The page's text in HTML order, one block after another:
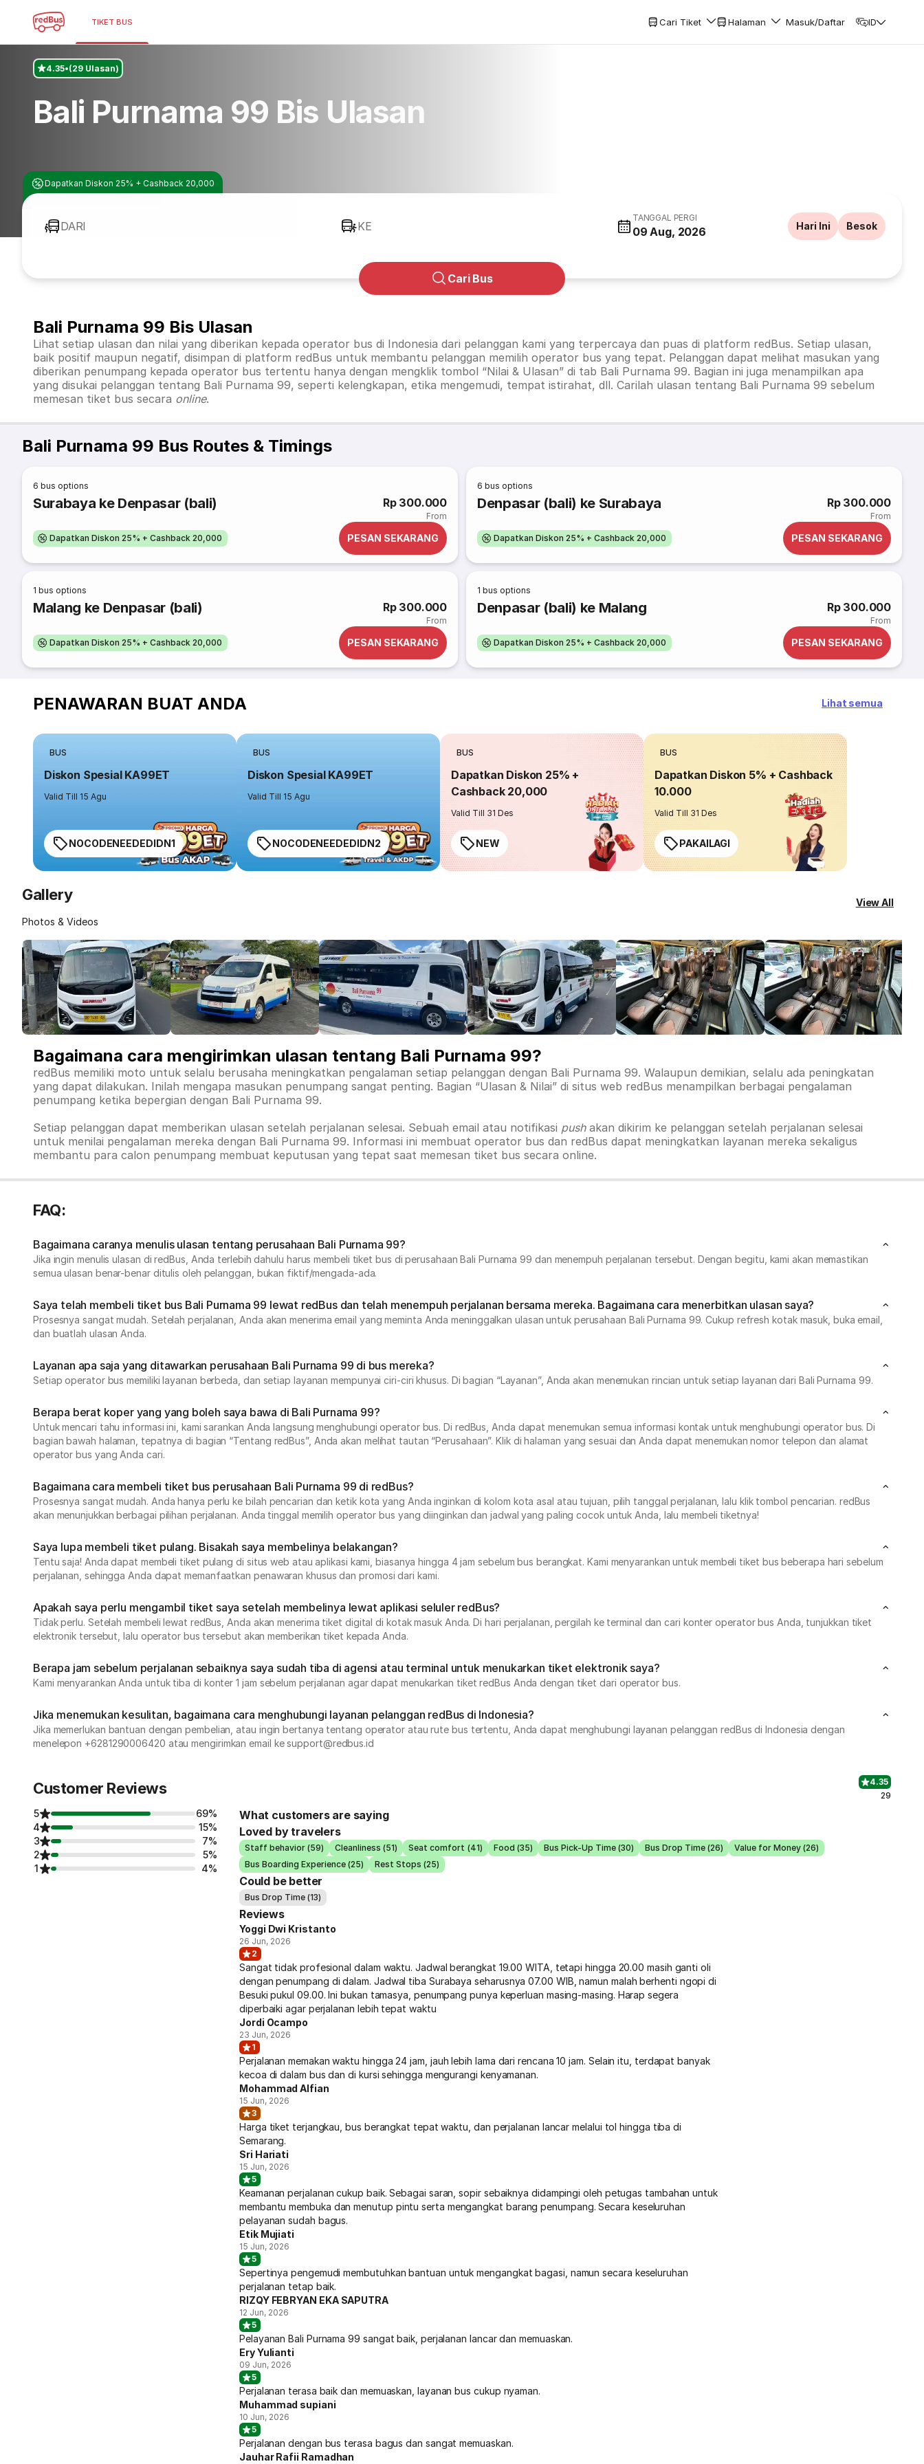
TIKET BUS Cari Tiket Halaman Masuk/Daftar ID
4.35 (29 Ulasan)
Bali Purnama 99 Bis Ulasan
Dapatkan Diskon 25% + Cashback 20,000
DARI KE
TANGGAL PERGI
09 Aug, 2026 Hari Ini Besok
Cari Bus
Bali Purnama 99 Bis Ulasan
Lihat setiap ulasan dan nilai yang diberikan kepada operator bus di Indonesia dari pelanggan kami yang terpercaya dan puas di platform redBus. Setiap ulasan,
baik positif maupun negatif, disimpan di platform redBus untuk membantu pelanggan memilih operator bus yang tepat. Pelanggan dapat melihat masukan yang
diberikan penumpang kepada operator bus tertentu hanya dengan mengklik tombol “Nilai & Ulasan” di tab Bali Purnama 99. Bagian ini juga menampilkan apa
yang disukai pelanggan tentang Bali Purnama 99, seperti kelengkapan, etika mengemudi, tempat istirahat, dll. Carilah ulasan tentang Bali Purnama 99 sebelum
memesan tiket bus secara online.
Bali Purnama 99 Bus Routes & Timings
6 bus options
Surabaya ke Denpasar (bali) Rp 300.000
From
Dapatkan Diskon 25% + Cashback 20,000 PESAN SEKARANG
6 bus options
Denpasar (bali) ke Surabaya Rp 300.000
From
Dapatkan Diskon 25% + Cashback 20,000 PESAN SEKARANG
1 bus options
Malang ke Denpasar (bali) Rp 300.000
From
Dapatkan Diskon 25% + Cashback 20,000 PESAN SEKARANG
1 bus options
Denpasar (bali) ke Malang Rp 300.000
From
Dapatkan Diskon 25% + Cashback 20,000 PESAN SEKARANG
PENAWARAN BUAT ANDA Lihat semua
BUS
Diskon Spesial KA99ET
Valid Till 15 Agu
NOCODENEEDEDIDN1
BUS
Diskon Spesial KA99ET
Valid Till 15 Agu
NOCODENEEDEDIDN2
BUS
Dapatkan Diskon 25% +
Cashback 20,000
Valid Till 31 Des
NEW
BUS
Dapatkan Diskon 5% + Cashback
10.000
Valid Till 31 Des
PAKAILAGI
Gallery
Photos & Videos
View All
Bagaimana cara mengirimkan ulasan tentang Bali Purnama 99?
redBus memiliki moto untuk selalu berusaha meningkatkan pengalaman setiap pelanggan dengan Bali Purnama 99. Walaupun demikian, selalu ada peningkatan
yang dapat dilakukan. Inilah mengapa masukan penumpang sangat penting. Bagian “Ulasan & Nilai” di situs web redBus menampilkan berbagai pengalaman
penumpang ketika bepergian dengan Bali Purnama 99.
Setiap pelanggan dapat memberikan ulasan setelah perjalanan selesai. Sebuah email atau notifikasi pushakan dikirim ke pelanggan setelah perjalanan selesai
untuk menilai pengalaman mereka dengan Bali Purnama 99. Informasi ini membuat operator bus dan redBus dapat meningkatkan layanan mereka sekaligus
membantu para calon penumpang membuat keputusan yang tepat saat memesan tiket bus secara online.
FAQ:
Bagaimana caranya menulis ulasan tentang perusahaan Bali Purnama 99?
Jika ingin menulis ulasan di redBus, Anda terlebih dahulu harus membeli tiket bus di perusahaan Bali Purnama 99 dan menempuh perjalanan tersebut. Dengan begitu, kami akan memastikan
semua ulasan benar-benar ditulis oleh pelanggan, bukan fiktif/mengada-ada.
Saya telah membeli tiket bus Bali Purnama 99 lewat redBus dan telah menempuh perjalanan bersama mereka. Bagaimana cara menerbitkan ulasan saya?
Prosesnya sangat mudah. Setelah perjalanan, Anda akan menerima email yang meminta Anda meninggalkan ulasan untuk perusahaan Bali Purnama 99. Cukup refresh kotak masuk, buka email,
dan buatlah ulasan Anda.
Layanan apa saja yang ditawarkan perusahaan Bali Purnama 99 di bus mereka?
Setiap operator bus memiliki layanan berbeda, dan setiap layanan mempunyai ciri-ciri khusus. Di bagian “Layanan”, Anda akan menemukan rincian untuk setiap layanan dari Bali Purnama 99.
Berapa berat koper yang yang boleh saya bawa di Bali Purnama 99?
Untuk mencari tahu informasi ini, kami sarankan Anda langsung menghubungi operator bus. Di redBus, Anda dapat menemukan semua informasi kontak untuk menghubungi operator bus. Di
bagian bawah halaman, tepatnya di bagian “Tentang redBus”, Anda akan melihat tautan “Perusahaan”. Klik di halaman yang sesuai dan Anda dapat menemukan nomor telepon dan alamat
operator bus yang Anda cari.
Bagaimana cara membeli tiket bus perusahaan Bali Purnama 99 di redBus?
Prosesnya sangat mudah. Anda hanya perlu ke bilah pencarian dan ketik kota yang Anda inginkan di kolom kota asal atau tujuan, pilih tanggal perjalanan, lalu klik tombol pencarian. redBus
akan menunjukkan berbagai pilihan perjalanan. Anda tinggal memilih operator bus yang diinginkan dan jadwal yang paling cocok untuk Anda, lalu membeli tiketnya!
Saya lupa membeli tiket pulang. Bisakah saya membelinya belakangan?
Tentu saja! Anda dapat membeli tiket pulang di situs web atau aplikasi kami, biasanya hingga 4 jam sebelum bus berangkat. Kami menyarankan untuk membeli tiket bus beberapa hari sebelum
perjalanan, sehingga Anda dapat memanfaatkan penawaran khusus dan promosi dari kami.
Apakah saya perlu mengambil tiket saya setelah membelinya lewat aplikasi seluler redBus?
Tidak perlu. Setelah membeli lewat redBus, Anda akan menerima tiket digital di kotak masuk Anda. Di hari perjalanan, pergilah ke terminal dan cari konter operator bus Anda, tunjukkan tiket
elektronik tersebut, lalu operator bus tersebut akan memberikan tiket kepada Anda.
Berapa jam sebelum perjalanan sebaiknya saya sudah tiba di agensi atau terminal untuk menukarkan tiket elektronik saya?
Kami menyarankan Anda untuk tiba di konter 1 jam sebelum perjalanan agar dapat menukarkan tiket redBus Anda dengan tiket dari operator bus.
Jika menemukan kesulitan, bagaimana cara menghubungi layanan pelanggan redBus di Indonesia?
Jika memerlukan bantuan dengan pembelian, atau ingin bertanya tentang operator atau rute bus tertentu, Anda dapat menghubungi layanan pelanggan redBus di Indonesia dengan
menelepon +6281290006420 atau mengirimkan email ke support@redbus.id
Customer Reviews
4.35
29
5
69%
4
15%
3
7%
2
5%
1
4%
What customers are saying
Loved by travelers
Staff behavior (59) Cleanliness (51) Seat comfort (41) Food (35) Bus Pick-Up Time (30) Bus Drop Time (26)
Value for Money (26)
Bus Boarding Experience (25)
Rest Stops (25)
Could be better
Bus Drop Time (13)
Reviews
Yoggi Dwi Kristanto
26 Jun, 2026
2
Sangat tidak profesional dalam waktu. Jadwal berangkat 19.00 WITA, tetapi hingga 20.00 masih ganti oli
dengan penumpang di dalam. Jadwal tiba Surabaya seharusnya 07.00 WIB, namun malah berhenti ngopi di
Besuki pukul 09.00. Ini bukan tamasya, penumpang punya keperluan masing-masing. Harap segera
diperbaiki agar perjalanan lebih tepat waktu
Jordi Ocampo
23 Jun, 2026
1
Perjalanan memakan waktu hingga 24 jam, jauh lebih lama dari rencana 10 jam. Selain itu, terdapat banyak
kecoa di dalam bus dan di kursi sehingga mengurangi kenyamanan.
Mohammad Alfian
15 Jun, 2026
3
Harga tiket terjangkau, bus berangkat tepat waktu, dan perjalanan lancar melalui tol hingga tiba di
Semarang.
Sri Hariati
15 Jun, 2026
5
Keamanan perjalanan cukup baik. Sebagai saran, sopir sebaiknya didampingi oleh petugas tambahan untuk
membantu membuka dan menutup pintu serta mengangkat barang penumpang. Secara keseluruhan
pelayanan sudah bagus.
Etik Mujiati
15 Jun, 2026
5
Sepertinya pengemudi membutuhkan bantuan untuk mengangkat bagasi, namun secara keseluruhan
perjalanan tetap baik.
RIZQY FEBRYAN EKA SAPUTRA
12 Jun, 2026
5
Pelayanan Bali Purnama 99 sangat baik, perjalanan lancar dan memuaskan.
Ery Yulianti
09 Jun, 2026
5
Perjalanan terasa baik dan memuaskan, layanan bus cukup nyaman.
Muhammad supiani
10 Jun, 2026
5
Perjalanan dengan bus terasa bagus dan sangat memuaskan.
Jauhar Rafii Ramadhan